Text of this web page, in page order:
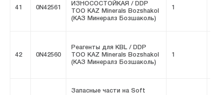
41 0N42561
ИЗНОСОСТОЙКАЯ / DDP
ТОО KAZ Minerals Bozshakol
(КАЗ Минералз Бозшаколь)
1
42 0N42560
Реагенты для KBL / DDP
ТОО KAZ Minerals Bozshakol
(КАЗ Минералз Бозшаколь)
1
Запасные части на Soft